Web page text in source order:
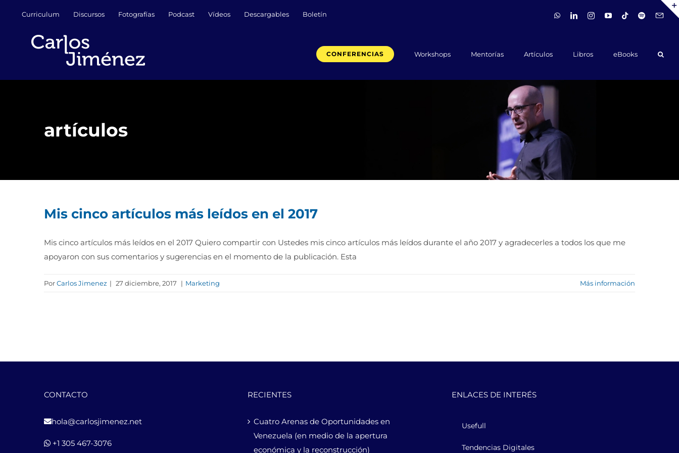
contenido
Curriculum Discursos Fotografías Podcast Vídeos Descargables Boletín WhatsApp
LinkedInInstagramYouTubeTiktokSpotify
CONFERENCIAS Workshops Mentorías Artículos Libros eBooks
artículos
Mis cinco artículos más leídos en el 2017
Mis cinco artículos más leídos en el 2017 Quiero compartir con Ustedes mis cinco artículos más leídos durante el año 2017 y agradecerles a todos los que me
apoyaron con sus comentarios y sugerencias en el momento de la publicación. Esta
PorCarlos Jimenez | 27 diciembre, 2017 | Marketing Más información
CONTACTO
hola@carlosjimenez.net
+1 305 467-3076
RECIENTES
Cuatro Arenas de Oportunidades en
Venezuela (en medio de la apertura
económica y la reconstrucción)
ENLACES DE INTERÉS
Usefull
Tendencias Digitales